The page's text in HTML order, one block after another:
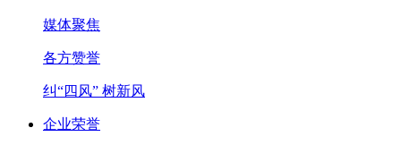
媒体聚焦
各方赞誉
纠“四风” 树新风
企业荣誉